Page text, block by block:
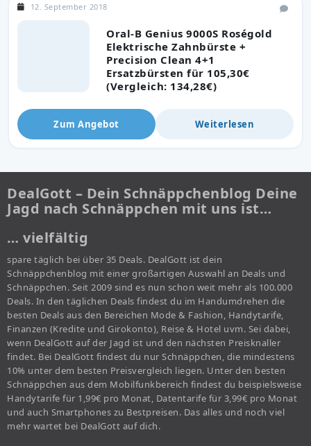
Oral-B Genius 9000S Roségold
Elektrische Zahnbürste +
Precision Clean 4+1
Ersatzbürsten für 105,30€
(Vergleich: 134,28€)
12. September 2018
Zum Angebot Weiterlesen
DealGott – Dein Schnäppchenblog Deine
Jagd nach Schnäppchen mit uns ist…
… vielfältig
spare täglich bei über 35 Deals. DealGott ist dein
Schnäppchenblog mit einer großartigen Auswahl an Deals und
Schnäppchen. Seit 2009 sind es nun schon weit mehr als 100.000
Deals. In den täglichen Deals findest du im Handumdrehen die
besten Deals aus den Bereichen Mode & Fashion, Handytarife,
Finanzen (Kredite und Girokonto), Reise & Hotel uvm. Sei dabei,
wenn DealGott auf der Jagd ist und den nächsten Preisknaller
findet. Bei DealGott findest du nur Schnäppchen, die mindestens
10% unter dem besten Preisvergleich liegen. Unter den besten
Schnäppchen aus dem Mobilfunkbereich findest du beispielsweise
Handytarife für 1,99€ pro Monat, Datentarife für 3,99€ pro Monat
und auch Smartphones zu Bestpreisen. Das alles und noch viel
mehr wartet bei DealGott auf dich.